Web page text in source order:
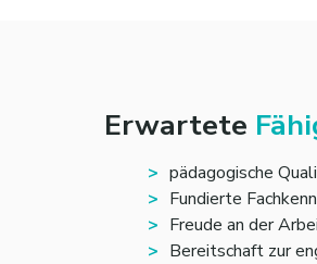
Erwartete
pädagogische
Fundierte
Freude an der
Bereitschaft zur